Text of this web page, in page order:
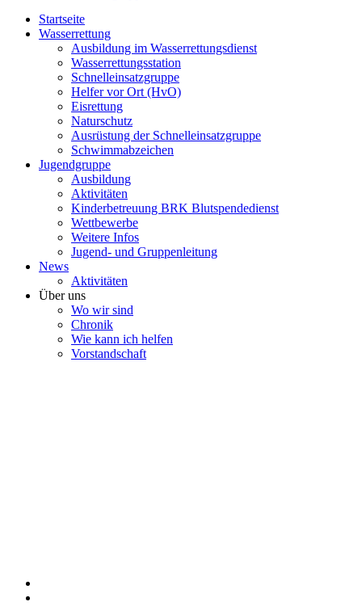
Startseite
Wasserrettung
Ausbildung im Wasserrettungsdienst
Wasserrettungsstation
Schnelleinsatzgruppe
Helfer vor Ort (HvO)
Eisrettung
Naturschutz
Ausrüstung der Schnelleinsatzgruppe
Schwimmabzeichen
Jugendgruppe
Ausbildung
Aktivitäten
Kinderbetreuung BRK Blutspendedienst
Wettbewerbe
Weitere Infos
Jugend- und Gruppenleitung
News
Aktivitäten
Über uns
Wo wir sind
Chronik
Wie kann ich helfen
Vorstandschaft